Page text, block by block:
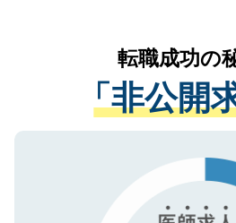
は、個人情報の取り扱
管理基準を満たした事
る、プライバシーマー
ご登録いただいた個人
で、機密保持に関して
かがいして、現在の医
経験をまじえながら、
させていただきます。
ない方には、長期的な
ので、まずはご登録く
転職成功の
「非公開